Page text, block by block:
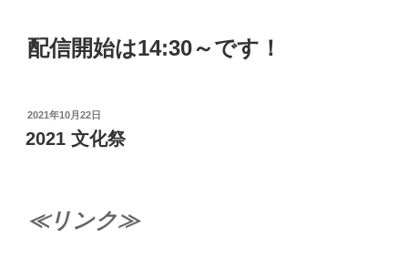
配信開始は14:30～です！
投
稿
日:
2021年10月22日
2021 文化祭
≪リンク≫